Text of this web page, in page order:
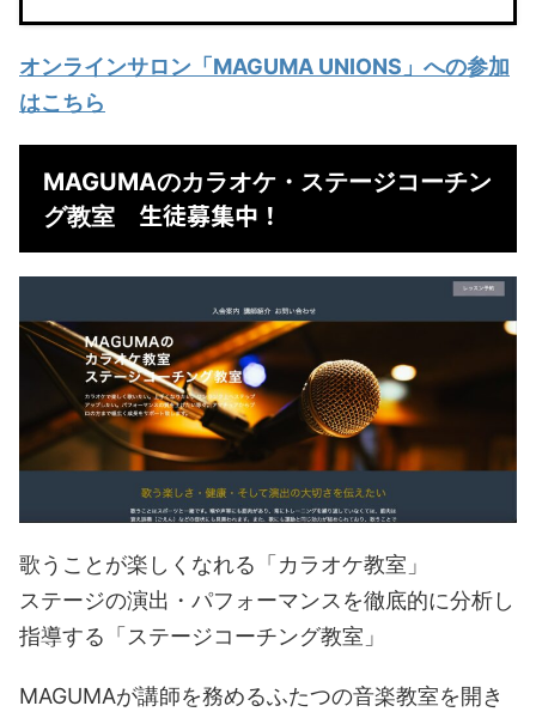
オンラインサロン「MAGUMA UNIONS」への参加
はこちら
MAGUMAのカラオケ・ステージコーチン
グ教室
生徒募集中！
歌うことが楽しくなれる「カラオケ教室」
ステージの演出・パフォーマンスを徹底的に分析し
指導する「ステージコーチング教室」
MAGUMAが講師を務めるふたつの音楽教室を開き